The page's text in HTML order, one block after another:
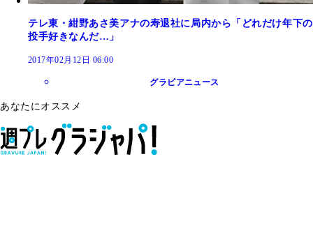
テレ東・紺野あさ美アナの寿退社に局内から「どれだけ年下の
投手好きなんだ…」
2017年02月12日 06:00
グラビアニュース
あなたにオススメ